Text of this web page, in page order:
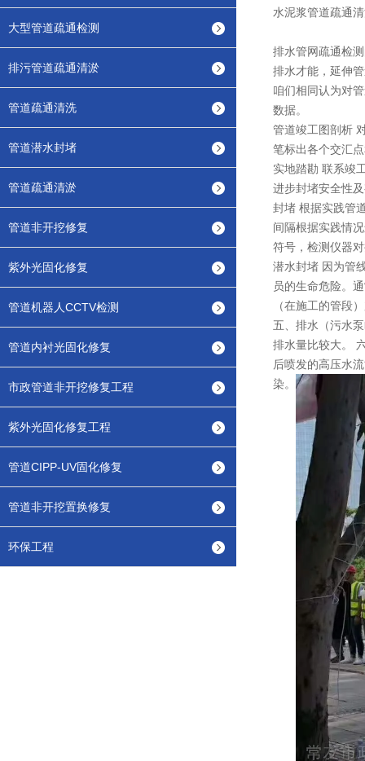
大型管道疏通检测
排污管道疏通清淤
管道疏通清洗
管道潜水封堵
管道疏通清淤
管道非开挖修复
紫外光固化修复
管道机器人CCTV检测
管道内衬光固化修复
市政管道非开挖修复工程
紫外光固化修复工程
管道CIPP-UV固化修复
管道非开挖置换修复
环保工程
水泥浆管道疏通
排水管网疏通检
排水才能，延伸
咱们相同认为对
数据。
管道竣工图剖析
笔标出各个交汇
实地踏勘 联系竣
进步封堵安全性
封堵 根据实践管
间隔根据实践情
符号，检测仪器
潜水封堵 因为管
员的生命危险。
（在施工的管段
五、排水（污水
排水量比较大。
后喷发的高压水
染。